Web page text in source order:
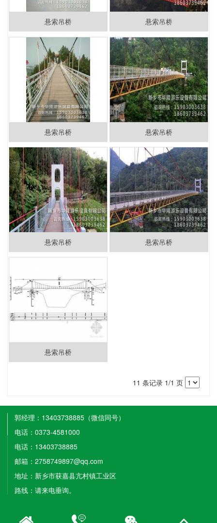
悬索吊桥 悬索吊桥
悬索吊桥 悬索吊桥
悬索吊桥 悬索吊桥
悬索吊桥
11 条记录 1/1 页
郭经理：13403738885（微信同号）
电话：0373-4581000
电话：13403738885
邮箱：2758749897@qq.com
地址：新乡市获嘉县亢村镇工业区
路线：请来电垂询。